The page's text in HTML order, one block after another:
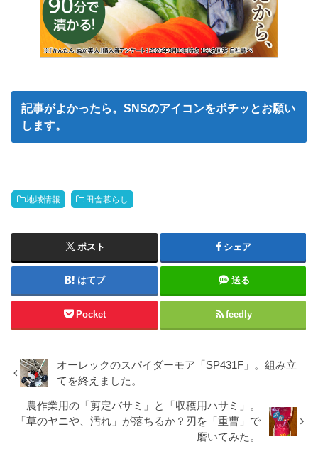
記事がよかったら。SNSのアイコンをポチッとお願い
します。
地域情報 田舎暮らし
ポスト シェア
はてブ 送る
Pocket feedly
オーレックのスパイダーモア「SP431F」。組み立
てを終えました。
農作業用の「剪定バサミ」と「収穫用ハサミ」。
「草のヤニや、汚れ」が落ちるか？刃を「重曹」で
磨いてみた。